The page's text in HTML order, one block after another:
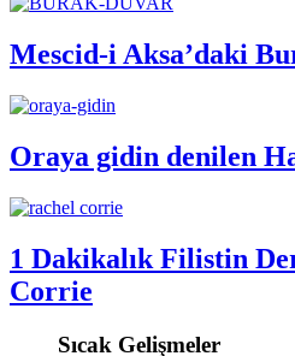
Mescid-i Aksa’daki
Oraya gidin denilen
1 Dakikalık Filistin
Corrie
Sıcak Gelişmeler